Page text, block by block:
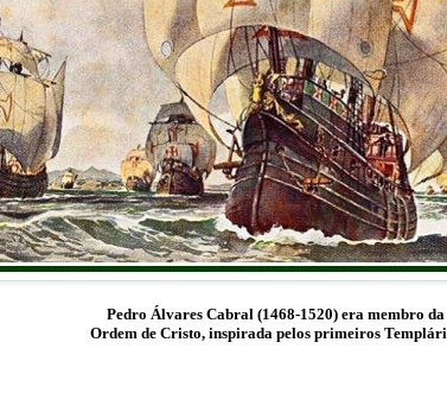
Pedro Álvares Cabral (1468-1520) era membro da
Ordem de Cristo, inspirada pelos primeiros